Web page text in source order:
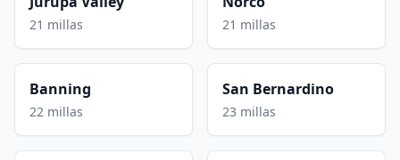
21 millas 21 millas
Banning
22 millas
San Bernardino
23 millas